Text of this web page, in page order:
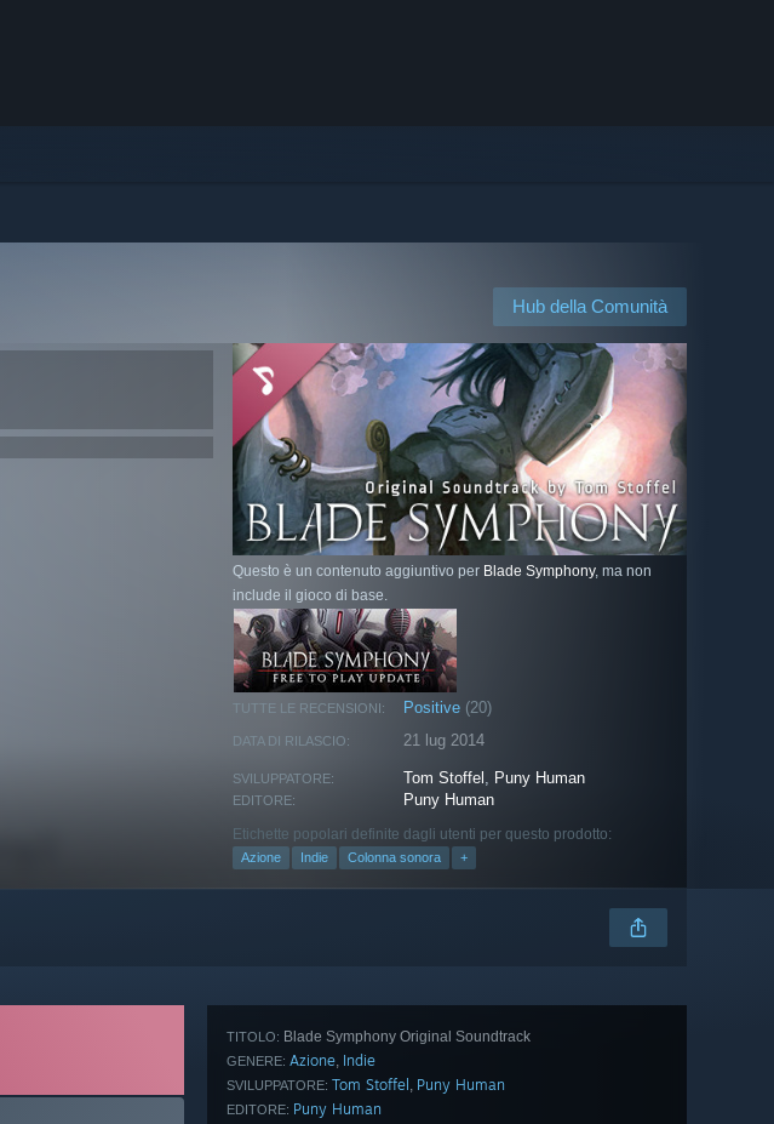
Hub della Comunità
Questo è un contenuto aggiuntivo per Blade Symphony, ma non
include il gioco di base.
TUTTE LE RECENSIONI: Positive (20)
DATA DI RILASCIO: 21 lug 2014
SVILUPPATORE: Tom Stoffel , Puny Human
EDITORE: Puny Human
Etichette popolari definite dagli utenti per questo prodotto:
Azione Indie Colonna sonora +
TITOLO: Blade Symphony Original Soundtrack
GENERE: Azione, Indie
SVILUPPATORE: Tom Stoffel , Puny Human
EDITORE: Puny Human